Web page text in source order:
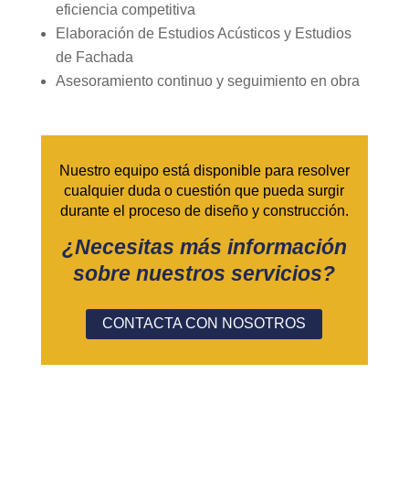
eficiencia competitiva
Elaboración de Estudios Acústicos y Estudios
de Fachada
Asesoramiento continuo y seguimiento en obra
Nuestro equipo está disponible para resolver
cualquier duda o cuestión que pueda surgir
durante el proceso de diseño y construcción.
¿Necesitas más información
sobre nuestros servicios?
CONTACTA CON NOSOTROS